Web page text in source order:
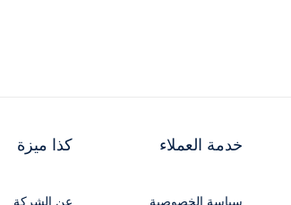
خدمة العملاء
سياسة الخصوصية
كذا ميزة
عن الشركة